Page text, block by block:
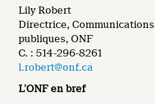
Lily Robert
Directrice,
publiques, ONF
C. : 514-296-8261
l.robert@onf.ca
L’ONF en bref